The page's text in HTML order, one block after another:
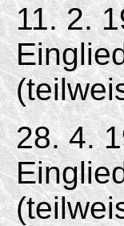
11. 2.
28. 4.